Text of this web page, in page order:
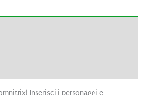
Inserisci i personaggi e